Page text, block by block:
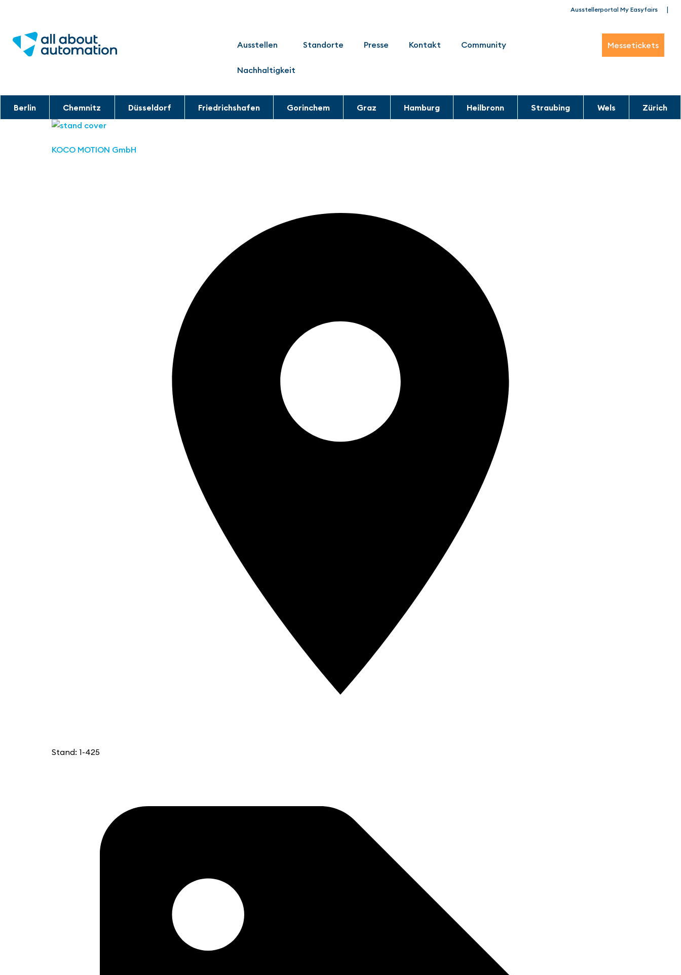
Ausstellerportal My Easyfairs |
Ausstellen Standorte Presse Kontakt Community
Nachhaltigkeit
Messetickets
Berlin Chemnitz Düsseldorf Friedrichshafen Gorinchem Graz Hamburg Heilbronn Straubing Wels Zürich
KOCO MOTION GmbH
Stand: 1-425